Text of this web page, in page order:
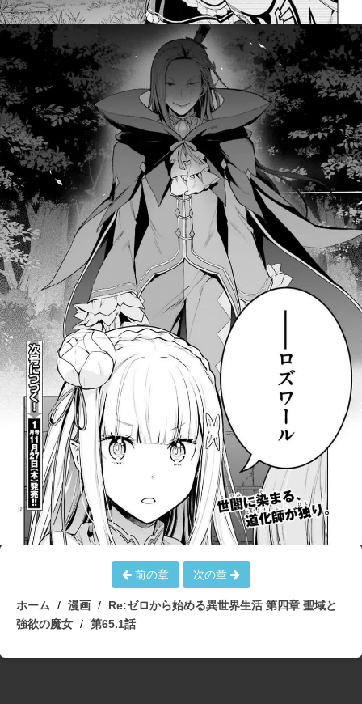
前の章 次の章
ホーム 漫画
Re:ゼロから始める異世界生活 第四章 聖域と
強欲の魔女
第65.1話